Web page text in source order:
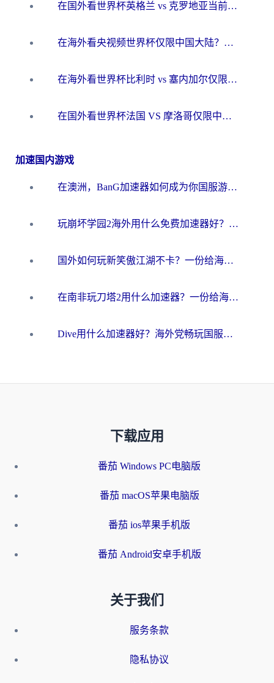
在国外看世界杯英格兰 vs 克罗地亚当前地区不可播放？这篇指南帮你搞定所有海外观赛难题
在海外看央视频世界杯仅限中国大陆？这篇指南帮你解锁中文解说+无卡顿直播
在海外看世界杯比利时 vs 塞内加尔仅限中国大陆？我找到了最流畅的中文解说之路
在国外看世界杯法国 VS 摩洛哥仅限中国大陆？海外党这样看中文解说赛事不卡顿
加速国内游戏
在澳洲，BanG加速器如何成为你国服游戏的“时光机”？
玩崩坏学园2海外用什么免费加速器好？2026海外党亲测国服游戏加速指南
国外如何玩新笑傲江湖不卡？一份给海外游子的终极网络指南
在南非玩刀塔2用什么加速器？一份给海外游子的终极生存指南
Dive用什么加速器好？海外党畅玩国服游戏的终极避坑指南
下载应用
番茄 Windows PC电脑版
番茄 macOS苹果电脑版
番茄 ios苹果手机版
番茄 Android安卓手机版
关于我们
服务条款
隐私协议